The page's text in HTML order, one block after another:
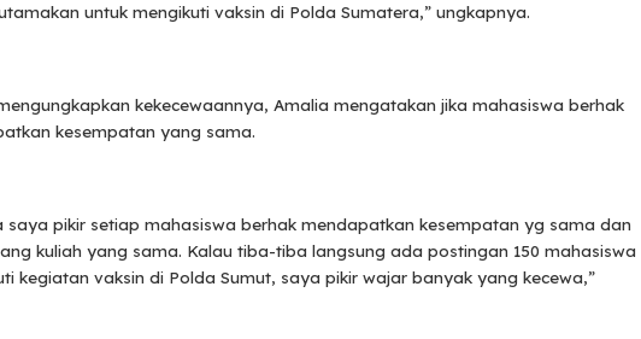
untuk mengikuti vaksin di Polda Sumatera,” ungkapnya.
kekecewaannya, Amalia mengatakan jika mahasiswa berhak
kesempatan yang sama.
saya pikir setiap mahasiswa berhak mendapatkan kesempatan yg sama dan
kuliah yang sama. Kalau tiba-tiba langsung ada postingan 150 mahasiswa
kegiatan vaksin di Polda Sumut, saya pikir wajar banyak yang kecewa,”